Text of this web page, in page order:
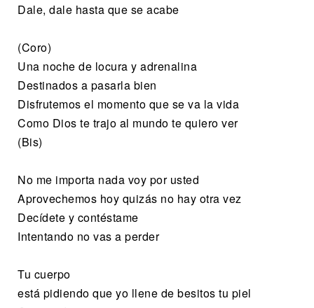
Dale, dale hasta que se acabe
(Coro)
Una noche de locura y adrenalina
Destinados a pasarla bien
Disfrutemos el momento que se va la vida
Como Dios te trajo al mundo te quiero ver
(Bis)
No me importa nada voy por usted
Aprovechemos hoy quizás no hay otra vez
Decídete y contéstame
Intentando no vas a perder
Tu cuerpo
está pidiendo que yo llene de besitos tu piel